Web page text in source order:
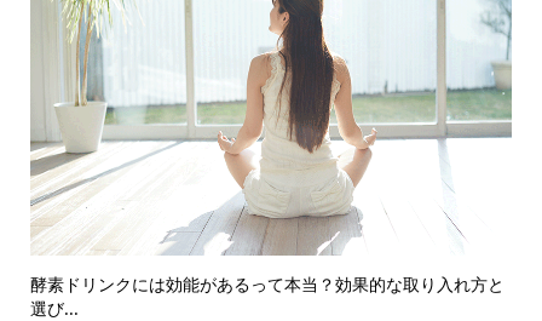
酵素ドリンクには効能があるって本当？効果的な取り入れ方と
選び...